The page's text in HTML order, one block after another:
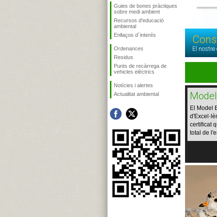
Guies de bones pràctiques
sobre medi ambient
Recursos d'educació
ambiental
Enllaços d´interés
Ordenances
Residus
Punts de recàrrega de
vehicles elèctrics
Notícies i alertes
Actualitat ambiental
El nostre
El Model
certificat
total de